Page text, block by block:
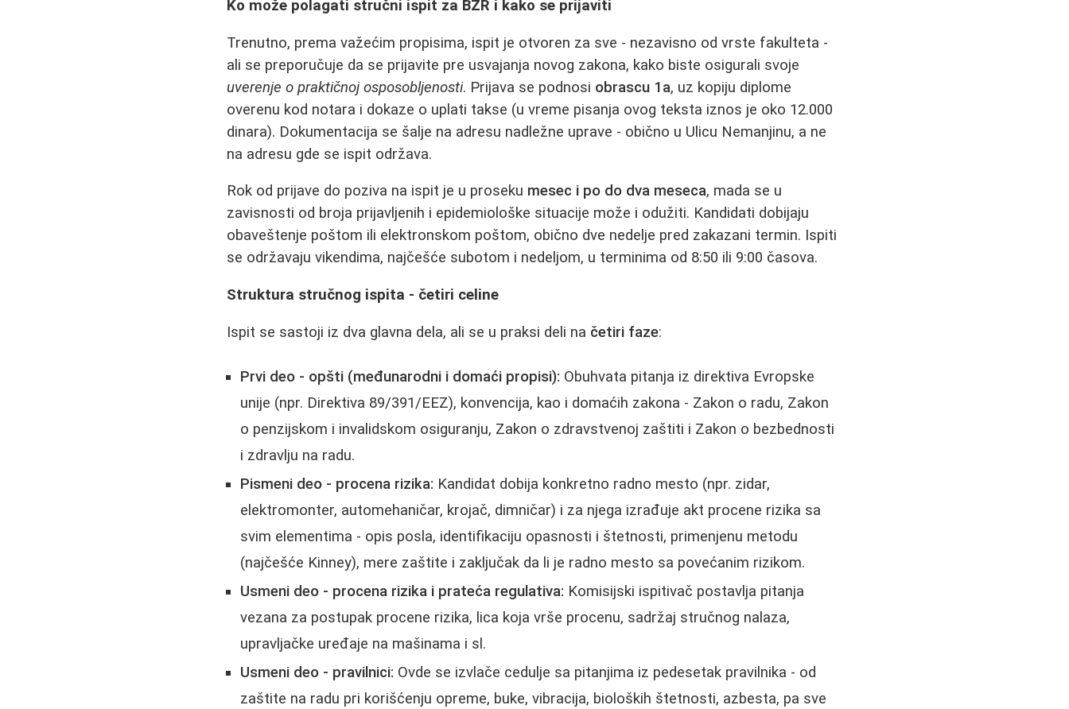
Ko može polagati stručni ispit za BZR i kako se prijaviti
Trenutno, prema važećim propisima, ispit je otvoren za sve - nezavisno od vrste fakulteta -
ali se preporučuje da se prijavite pre usvajanja novog zakona, kako biste osigurali svoje
uverenje o praktičnoj osposobljenosti. Prijava se podnosi obrascu 1a, uz kopiju diplome
overenu kod notara i dokaze o uplati takse (u vreme pisanja ovog teksta iznos je oko 12.000
dinara). Dokumentacija se šalje na adresu nadležne uprave - obično u Ulicu Nemanjinu, a ne
na adresu gde se ispit održava.
Rok od prijave do poziva na ispit je u proseku mesec i po do dva meseca, mada se u
zavisnosti od broja prijavljenih i epidemiološke situacije može i odužiti. Kandidati dobijaju
obaveštenje poštom ili elektronskom poštom, obično dve nedelje pred zakazani termin. Ispiti
se održavaju vikendima, najčešće subotom i nedeljom, u terminima od 8:50 ili 9:00 časova.
Struktura stručnog ispita - četiri celine
Ispit se sastoji iz dva glavna dela, ali se u praksi deli na četiri faze:
Prvi deo - opšti (međunarodni i domaći propisi): Obuhvata pitanja iz direktiva Evropske
unije (npr. Direktiva 89/391/EEZ), konvencija, kao i domaćih zakona - Zakon o radu, Zakon
o penzijskom i invalidskom osiguranju, Zakon o zdravstvenoj zaštiti i Zakon o bezbednosti
i zdravlju na radu.
Pismeni deo - procena rizika: Kandidat dobija konkretno radno mesto (npr. zidar,
elektromonter, automehaničar, krojač, dimničar) i za njega izrađuje akt procene rizika sa
svim elementima - opis posla, identifikaciju opasnosti i štetnosti, primenjenu metodu
(najčešće Kinney), mere zaštite i zaključak da li je radno mesto sa povećanim rizikom.
Usmeni deo - procena rizika i prateća regulativa: Komisijski ispitivač postavlja pitanja
vezana za postupak procene rizika, lica koja vrše procenu, sadržaj stručnog nalaza,
upravljačke uređaje na mašinama i sl.
Usmeni deo - pravilnici: Ovde se izvlače cedulje sa pitanjima iz pedesetak pravilnika - od
zaštite na radu pri korišćenju opreme, buke, vibracija, bioloških štetnosti, azbesta, pa sve